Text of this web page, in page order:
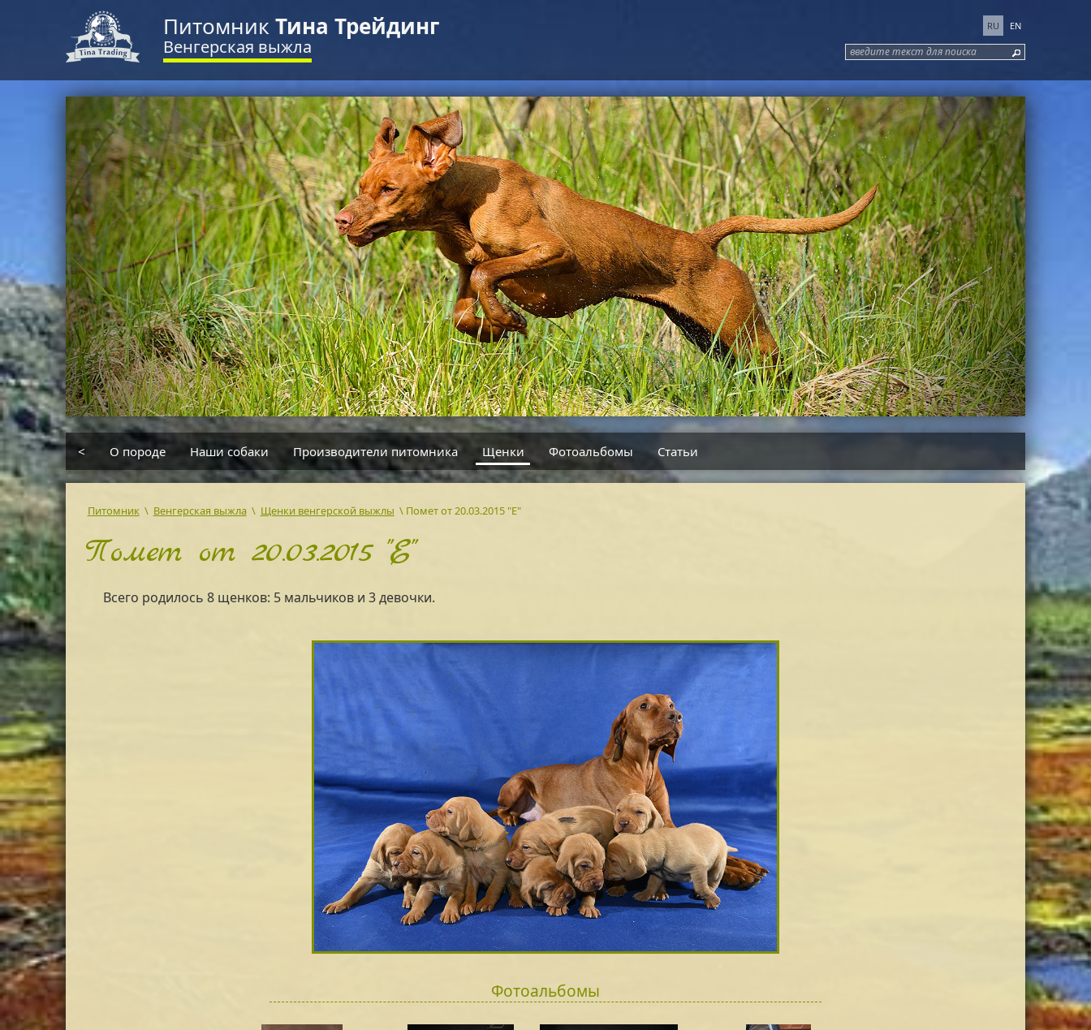
Питомник Тина Трейдинг
Венгерская выжла
RU EN
введите текст для поиска
< О породе Наши собаки Производители питомника Щенки Фотоальбомы Статьи
Питомник \ Венгерская выжла \ Щенки венгерской выжлы \ Помет от 20.03.2015 "Е"
Помет от 20.03.2015 "Е"
Всего родилось 8 щенков: 5 мальчиков и 3 девочки.
Фотоальбомы